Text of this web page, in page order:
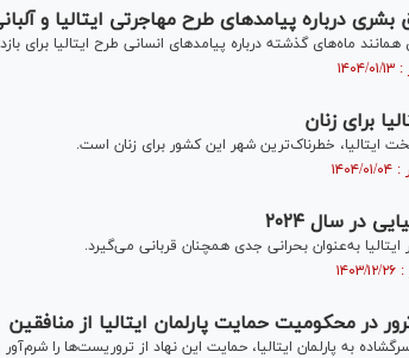
درباره پیامدهای طرح مهاجرتی ایتالیا و
ماه‌های گذشته درباره پیامد‌های انسانی طرح ایتالیا برای
برای زنان
ایتالیا، خطرناک‌ترین شهر این کشور برای زنان است.
به‌عنوان بحرانی جدی همچنان قربانی می‌گیرد.
در محکومیت حمایت پارلمان ایتالیا از منافقین
به پارلمان ایتالیا، حمایت این نهاد از تروریست‌ها را شرم‌آور